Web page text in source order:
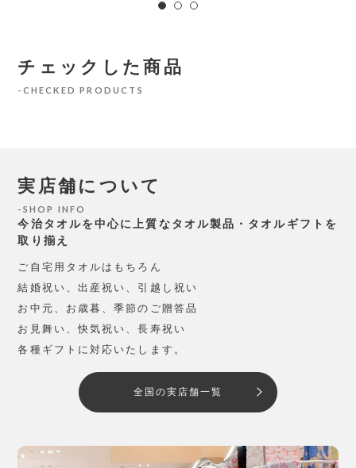
チェックした商品
CHECKED PRODUCTS
実店舗について
SHOP INFO
今治タオルを中心に上質なタオル製品・タオルギフトを
取り揃え
ご自宅用タオルはもちろん
結婚祝い、出産祝い、引越し祝い
お中元、お歳暮、季節のご贈答品
お見舞い、快気祝い、長寿祝い
各種ギフトに対応いたします。
全国の実店舗一覧